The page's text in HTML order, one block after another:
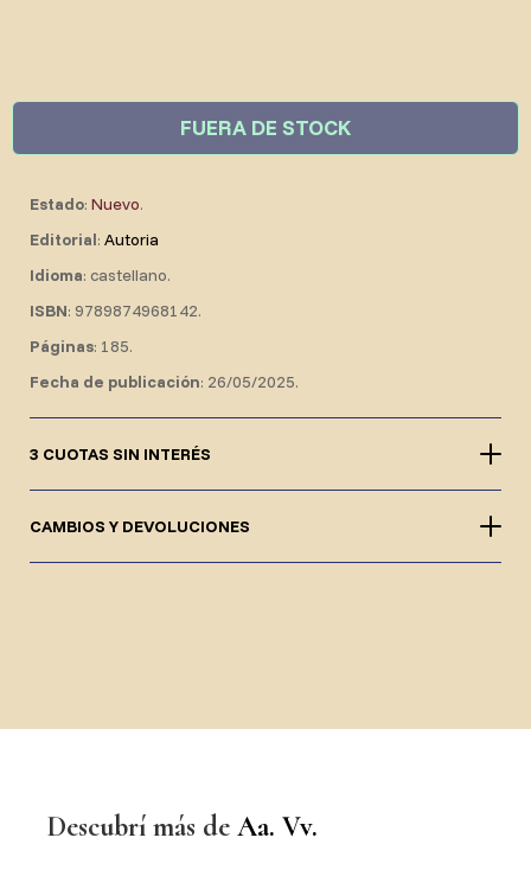
FUERA DE STOCK
Estado: Nuevo.
Editorial: Autoria
Idioma: castellano.
ISBN: 9789874968142.
Páginas: 185.
Fecha de publicación: 26/05/2025.
3 CUOTAS SIN INTERÉS
CAMBIOS Y DEVOLUCIONES
Descubrí más de Aa. Vv.